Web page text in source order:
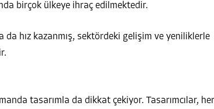
birçok ülkeye ihraç edilmektedir.
da hız kazanmış, sektördeki gelişim ve yeniliklerle
tasarımla da dikkat çekiyor. Tasarımcılar, her